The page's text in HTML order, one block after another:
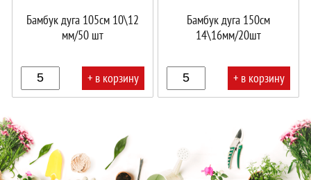
Бамбук дуга 105см 10\12
мм/50 шт
+ в корзину
корзине!
Бамбук дуга 150см
14\16мм/20шт
+ в корзину